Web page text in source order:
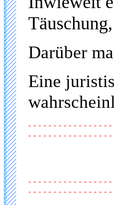
Darüber
Eine
- - - - - - - - - - - - - - - -
- - - - - - - - - - - - - - - -
- - - - - - - - - - - - - - - -
- - - - - - - - - - - - - - - -